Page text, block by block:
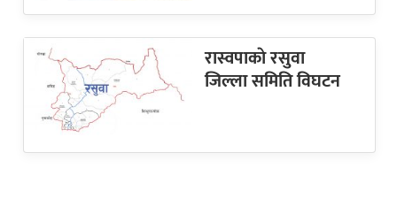
रास्वपाकाे रसुवा
जिल्ला समिति विघटन